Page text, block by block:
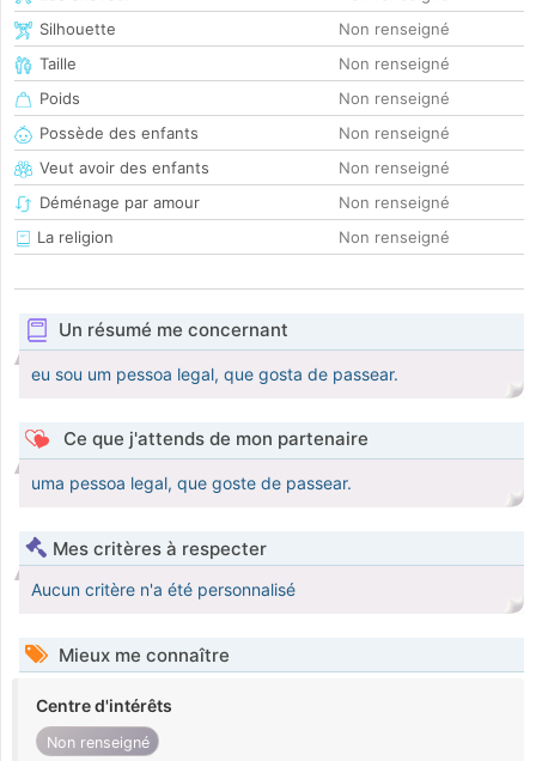
Silhouette
Non renseigné
Taille
Non renseigné
Poids
Non renseigné
Possède des enfants
Non renseigné
Veut avoir des enfants
Non renseigné
Déménage par amour
Non renseigné
La religion
Non renseigné
Un résumé me concernant
eu sou um pessoa legal, que gosta de passear.
Ce que j'attends de mon partenaire
uma pessoa legal, que goste de passear.
Mes critères à respecter
Aucun critère n'a été personnalisé
Mieux me connaître
Centre d'intérêts
Non renseigné